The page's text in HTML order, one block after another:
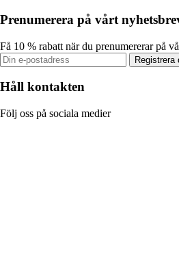
Prenumerera på vårt
Få 10 % rabatt när du prenumererar på
Registrera
Håll kontakten
Följ oss på sociala medier